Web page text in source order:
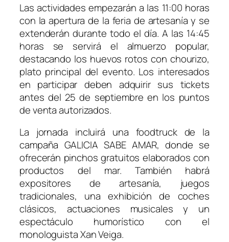
Las actividades empezarán a las 11:00 horas
con la apertura de la feria de artesanía y se
extenderán durante todo el día. A las 14:45
horas se servirá el almuerzo popular,
destacando los huevos rotos con chourizo,
plato principal del evento. Los interesados
en participar deben adquirir sus tickets
antes del 25 de septiembre en los puntos
de venta autorizados.
La jornada incluirá una foodtruck de la
campaña GALICIA SABE AMAR, donde se
ofrecerán pinchos gratuitos elaborados con
productos del mar. También habrá
expositores de artesanía, juegos
tradicionales, una exhibición de coches
clásicos, actuaciones musicales y un
espectáculo humorístico con el
monologuista Xan Veiga.